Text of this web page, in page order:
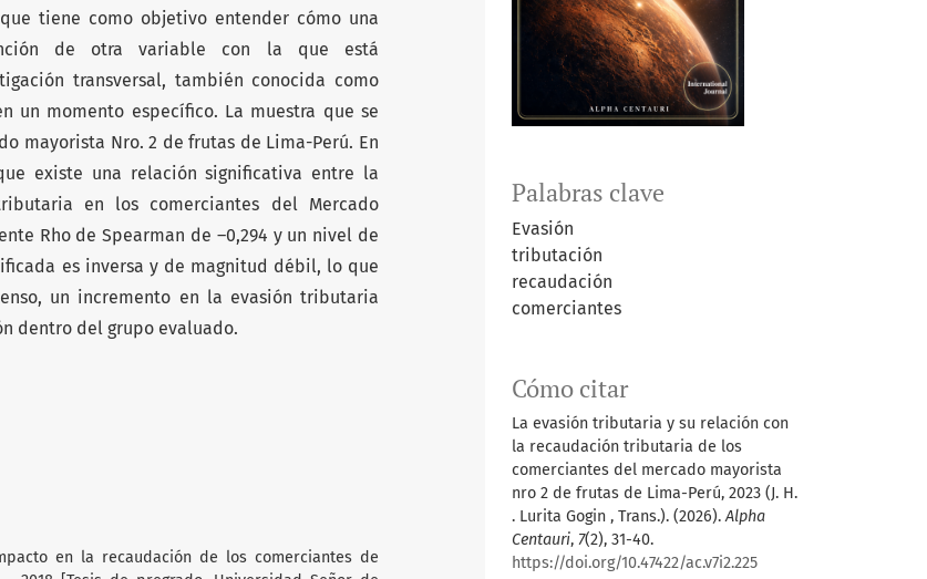
Palabras clave
Evasión
tributación
recaudación
comerciantes
Cómo citar
La evasión tributaria y su relación con
la recaudación tributaria de los
comerciantes del mercado mayorista
nro 2 de frutas de Lima-Perú, 2023 (J. H.
. Lurita Gogin , Trans.). (2026).Alpha
Centauri, 7(2), 31-40.
https://doi.org/10.47422/ac.v7i2.225
tiene como objetivo entender cómo una
de otra variable con la que está
transversal, también conocida como
un momento específico. La muestra que se
mayorista Nro. 2 de frutas de Lima-Perú. En
existe una relación significativa entre la
en los comerciantes del Mercado
Rho de Spearman de –0,294 y un nivel de
es inversa y de magnitud débil, lo que
un incremento en la evasión tributaria
dentro del grupo evaluado.
en la recaudación de los comerciantes de